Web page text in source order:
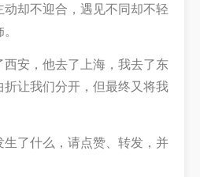
动却不迎合，遇见不同却不轻
安，他去了上海，我去了东
让我们分开，但最终又将我
了什么，请点赞、转发，并